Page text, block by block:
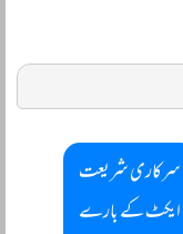
سرکاری شریعت
ایکٹ کے بارے